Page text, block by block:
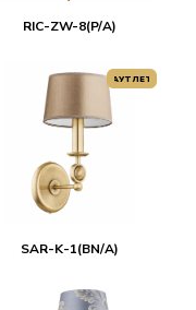
RIC-ZW-8(P/A)
АУТЛЕТ
SAR-K-1(BN/A)